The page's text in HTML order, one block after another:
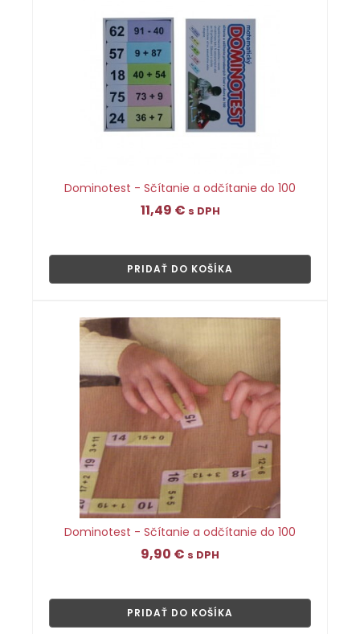
Dominotest - Sčítanie a odčítanie do 100
11,49 € s DPH
PRIDAŤ DO KOŠÍKA
Dominotest - Sčítanie a odčítanie do 100
9,90 € s DPH
PRIDAŤ DO KOŠÍKA